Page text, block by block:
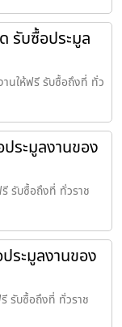
รับซื้อประมูล
นให้ฟรี รับซื้อถึงที่ ทั่ว
ระมูลงานของ
รี รับซื้อถึงที่ ทั่วราช
ระมูลงานของ
รับซื้อถึงที่ ทั่วราช